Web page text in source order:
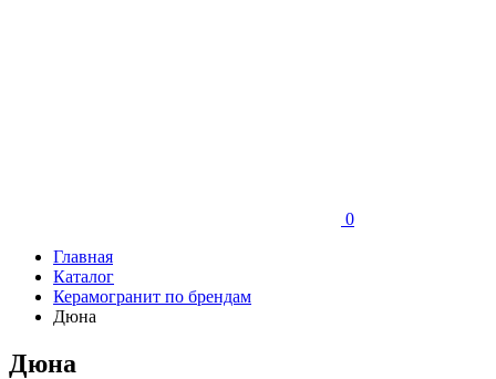
0
Главная
Каталог
Керамогранит по брендам
Дюна
Дюна